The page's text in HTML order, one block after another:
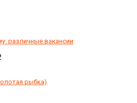
различные вакансии
рыбка)